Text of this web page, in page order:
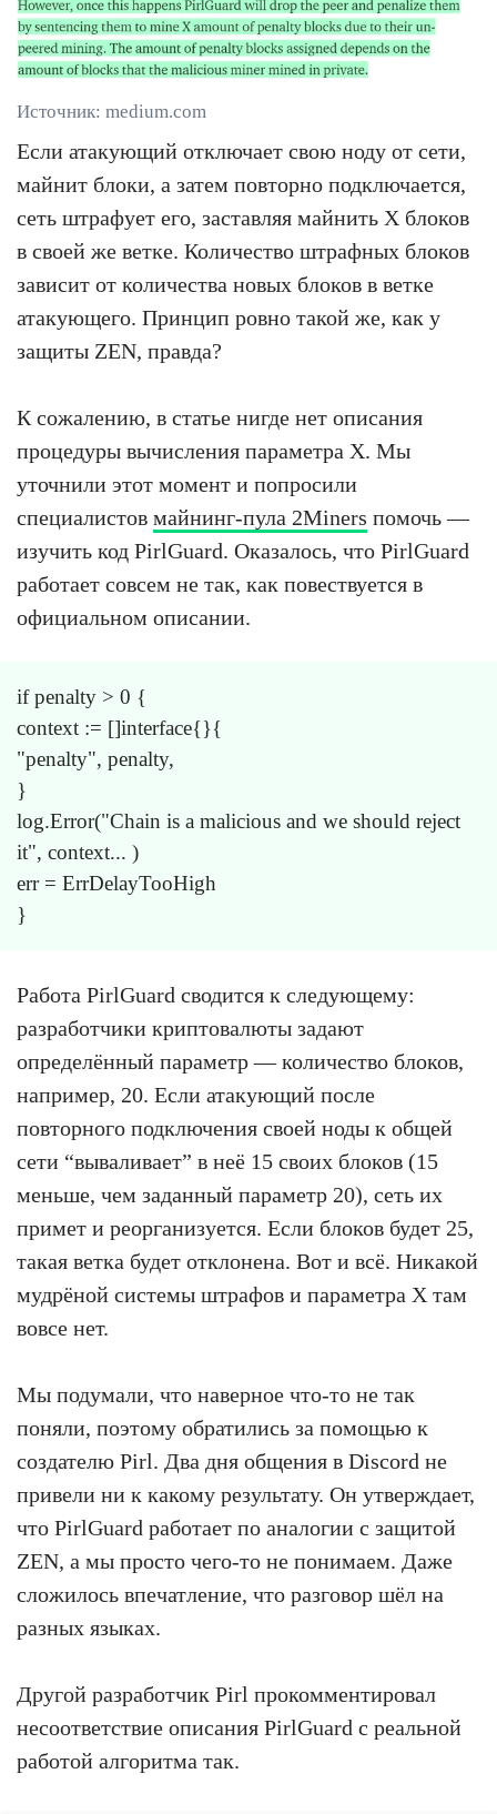
Источник: medium.com
Если атакующий отключает свою ноду от сети,
майнит блоки, а затем повторно подключается,
сеть штрафует его, заставляя майнить X блоков
в своей же ветке. Количество штрафных блоков
зависит от количества новых блоков в ветке
атакующего. Принцип ровно такой же, как у
защиты ZEN, правда?
К сожалению, в статье нигде нет описания
процедуры вычисления параметра X. Мы
уточнили этот момент и попросили
специалистов майнинг-пула 2Miners помочь —
изучить код PirlGuard. Оказалось, что PirlGuard
работает совсем не так, как повествуется в
официальном описании.
if penalty > 0 {
context := []interface{}{
"penalty", penalty,
}
log.Error("Chain is a malicious and we should reject
it", context... )
err = ErrDelayTooHigh
}
Работа PirlGuard сводится к следующему:
разработчики криптовалюты задают
определённый параметр — количество блоков,
например, 20. Если атакующий после
повторного подключения своей ноды к общей
сети “вываливает” в неё 15 своих блоков (15
меньше, чем заданный параметр 20), сеть их
примет и реорганизуется. Если блоков будет 25,
такая ветка будет отклонена. Вот и всё. Никакой
мудрёной системы штрафов и параметра Х там
вовсе нет.
Мы подумали, что наверное что-то не так
поняли, поэтому обратились за помощью к
создателю Pirl. Два дня общения в Discord не
привели ни к какому результату. Он утверждает,
что PirlGuard работает по аналогии с защитой
ZEN, а мы просто чего-то не понимаем. Даже
сложилось впечатление, что разговор шёл на
разных языках.
Другой разработчик Pirl прокомментировал
несоответствие описания PirlGuard с реальной
работой алгоритма так.